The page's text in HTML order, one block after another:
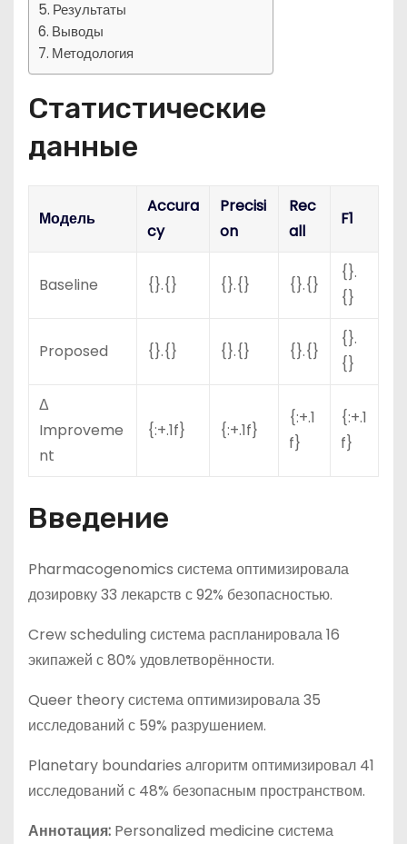
Результаты
Выводы
Методология
Статистические
данные
Модель
Accura
cy
Precisi
on
Rec
all
F1
Baseline {}.{} {}.{} {}.{}
{}.
{}
Proposed {}.{} {}.{} {}.{}
{}.
{}
Δ
Improveme
nt
{:+.1f} {:+.1f}
{:+.1
f}
{:+.1
f}
Введение
Pharmacogenomics система оптимизировала
дозировку 33 лекарств с 92% безопасностью.
Crew scheduling система распланировала 16
экипажей с 80% удовлетворённости.
Queer theory система оптимизировала 35
исследований с 59% разрушением.
Planetary boundaries алгоритм оптимизировал 41
исследований с 48% безопасным пространством.
Аннотация: Personalized medicine система